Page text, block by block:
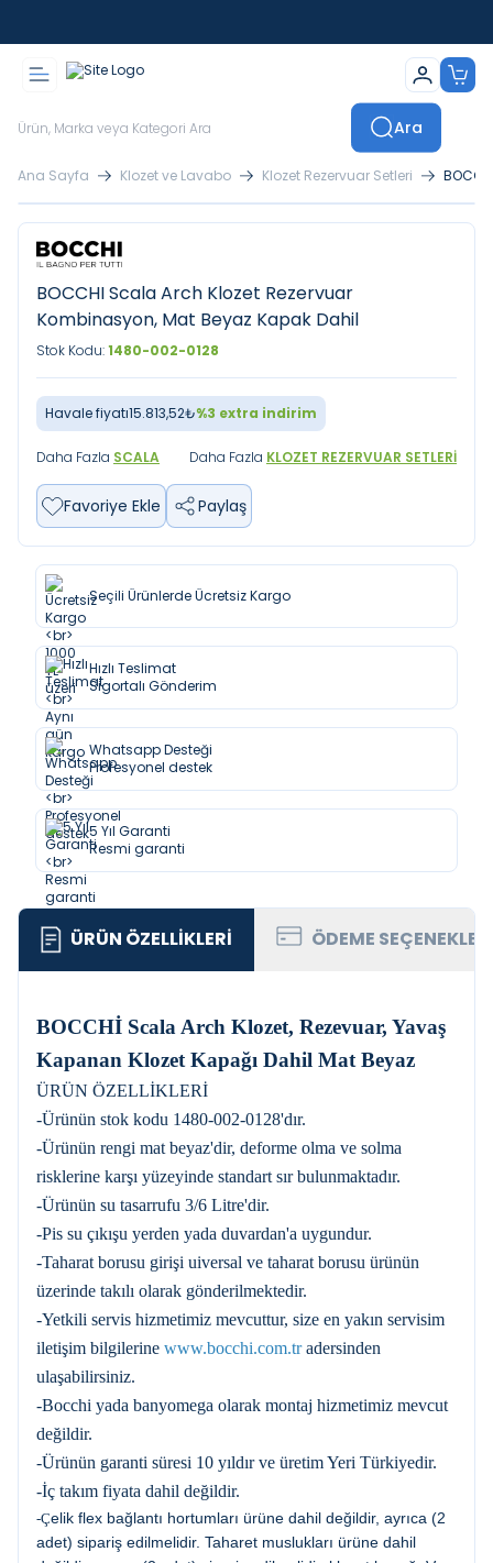
Ara
Ana Sayfa Klozet ve Lavabo Klozet Rezervuar Setleri
BOCCHI Scala Arch Klozet Rezervuar
Kombinasyon, Mat Beyaz Kapak Dahil
Stok Kodu:1480-002-0128
Havale fiyatı15.813,52₺%3 extra indirim
Daha Fazla SCALA Daha Fazla KLOZET REZERVUAR SETLERI
Favoriye Ekle Paylaş
Seçili Ürünlerde Ücretsiz Kargo
Hızlı Teslimat
Sigortalı Gönderim
Whatsapp Desteği
Profesyonel destek
5 Yıl Garanti
Resmi garanti
ÜRÜN ÖZELLIKLERI ÖDEME
BOCCHİ Scala Arch Klozet, Rezevuar, Yavaş
Kapanan Klozet Kapağı Dahil Mat Beyaz
ÜRÜN ÖZELLİKLERİ
-Ürünün stok kodu 1480-002-0128'dır.
-Ürünün rengi mat beyaz'dir, deforme olma ve solma
risklerine karşı yüzeyinde standart sır bulunmaktadır.
-Ürünün su tasarrufu 3/6 Litre'dir.
-Pis su çıkışu yerden yada duvardan'a uygundur.
-Taharat borusu girişi uiversal ve taharat borusu ürünün
üzerinde takılı olarak gönderilmektedir.
-Yetkili servis hizmetimiz mevcuttur, size en yakın servisim
iletişim bilgilerine www.bocchi.com.tradersinden
ulaşabilirsiniz.
-Bocchi yada banyomega olarak montaj hizmetimiz mevcut
değildir.
-Ürünün garanti süresi 10 yıldır ve üretim Yeri Türkiyedir.
-İç takım fiyata dahil değildir.
-Çelik flex bağlantı hortumları ürüne dahil değildir, ayrıca (2
adet) sipariş edilmelidir. Taharet muslukları ürüne dahil